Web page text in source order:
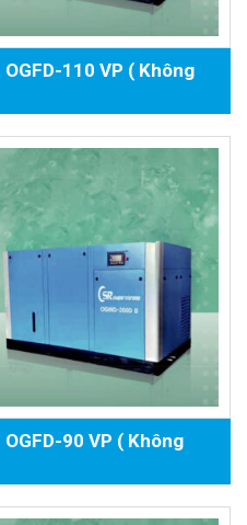
110 VP ( Không
90 VP ( Không